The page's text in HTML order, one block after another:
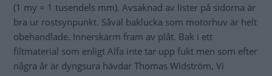
(1 my = 1 tusendels mm). Avsaknad av lister på sidorna är
bra ur rostsynpunkt. Såväl baklucka som motorhuv är helt
obehandlade. Innerskärm fram av plåt. Bak i ett
filtmaterial som enligt Alfa inte tar upp fukt men som efter
några år är dyngsura hävdar Thomas Widström, Vi